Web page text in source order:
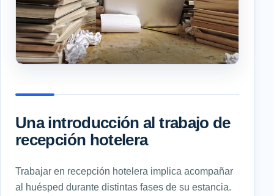
Una introducción al trabajo de
recepción hotelera
Trabajar en recepción hotelera implica acompañar
al huésped durante distintas fases de su estancia.